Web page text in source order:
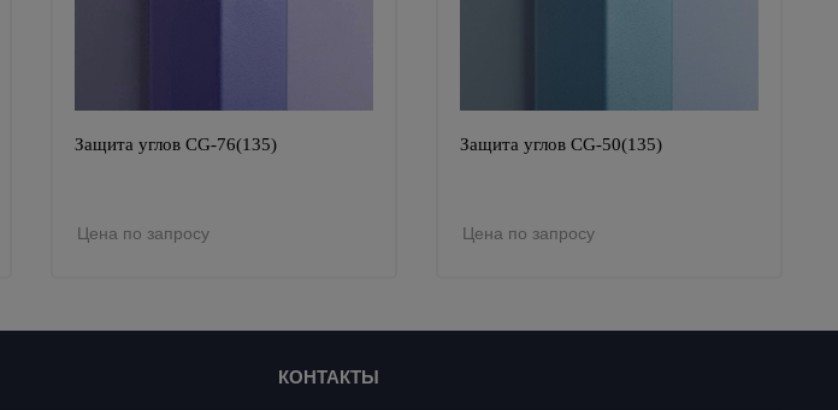
Защита углов CG-76(135)
Цена по запросу
Защита углов CG-50(135)
Цена по запросу
КОНТАКТЫ